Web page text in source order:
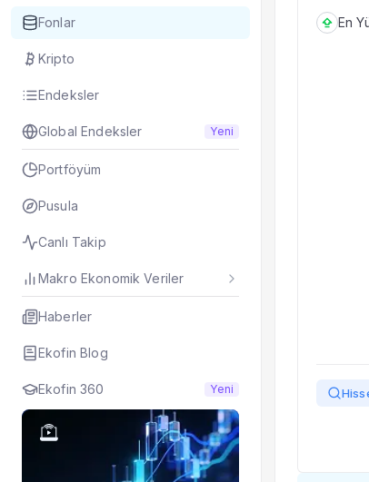
Fonlar
Kripto
Endeksler
Global Endeksler Yeni
Portföyüm
Pusula
Canlı Takip
Makro Ekonomik Veriler
Haberler
Ekofin Blog
Ekofin 360 Yeni
En